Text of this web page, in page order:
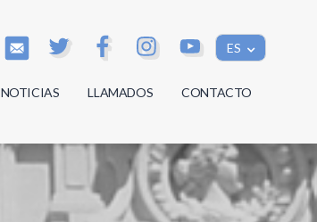
ES
NOTICIAS LLAMADOS CONTACTO